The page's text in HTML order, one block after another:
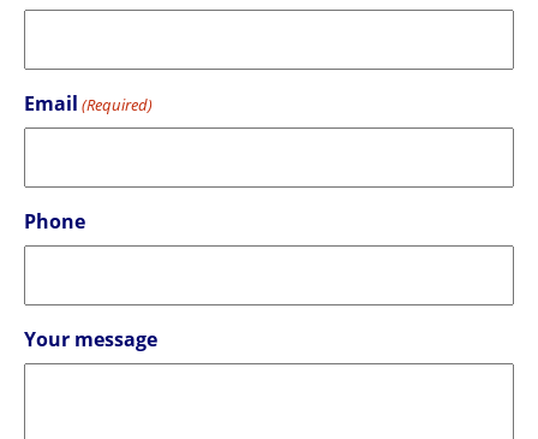
Email (Required)
Phone
Your message